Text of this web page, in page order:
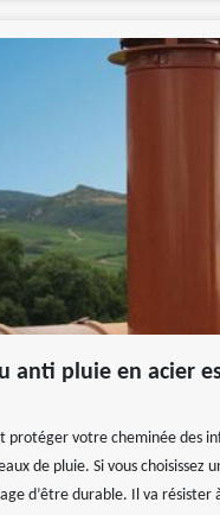
anti pluie en acier
protéger votre cheminée des
de pluie. Si vous choisissez
d’être durable. Il va résister